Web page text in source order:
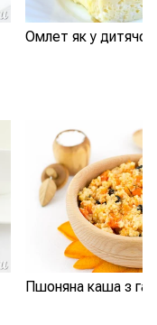
Омлет як у
Пшоняна каша з